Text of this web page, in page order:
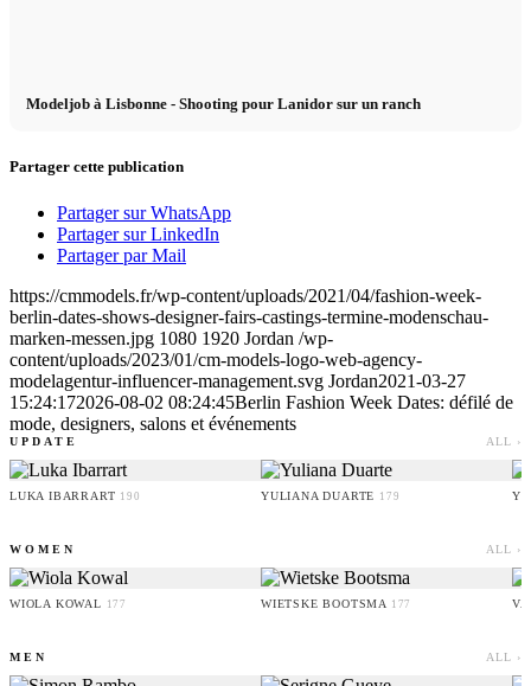
Modeljob à Lisbonne - Shooting pour Lanidor sur un ranch
Partager cette publication
Partager sur WhatsApp
Partager sur LinkedIn
Partager par Mail
https://cmmodels.fr/wp-content/uploads/2021/04/fashion-week-
berlin-dates-shows-designer-fairs-castings-termine-modenschau-
marken-messen.jpg 1080 1920 Jordan /wp-
content/uploads/2023/01/cm-models-logo-web-agency-
modelagentur-influencer-management.svg Jordan2021-03-27
15:24:172026-08-02 08:24:45Berlin Fashion Week Dates: défilé de
mode, designers, salons et événements
UPDATE ALL ›
LUKA IBARRART 190 YULIANA DUARTE 179
WOMEN ALL ›
WIOLA KOWAL 177 WIETSKE BOOTSMA 177
MEN ALL ›